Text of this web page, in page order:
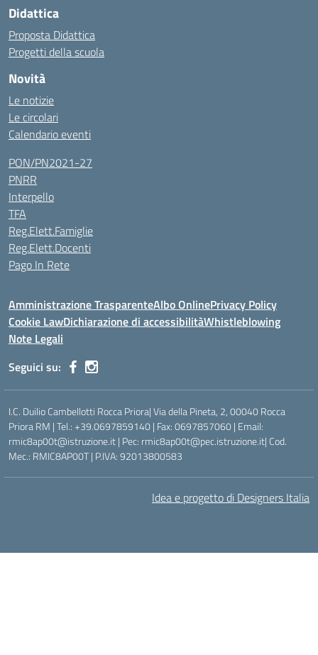
Didattica
Proposta Didattica
Progetti della scuola
Novità
Le notizie
Le circolari
Calendario eventi
PON/PN2021-27
PNRR
Interpello
TFA
Reg.Elett.Famiglie
Reg.Elett.Docenti
Pago In Rete
Amministrazione TrasparenteAlbo OnlinePrivacy Policy
Cookie LawDichiarazione di accessibilitàWhistleblowing
Note Legali
Seguici su:
I.C. Duilio Cambellotti Rocca Priora| Via della Pineta, 2, 00040 Rocca
Priora RM | Tel.: +39.0697859140 | Fax: 0697857060 | Email:
rmic8ap00t@istruzione.it | Pec: rmic8ap00t@pec.istruzione.it| Cod.
Mec.: RMIC8AP00T | P.IVA: 92013800583
Idea e progetto di Designers Italia